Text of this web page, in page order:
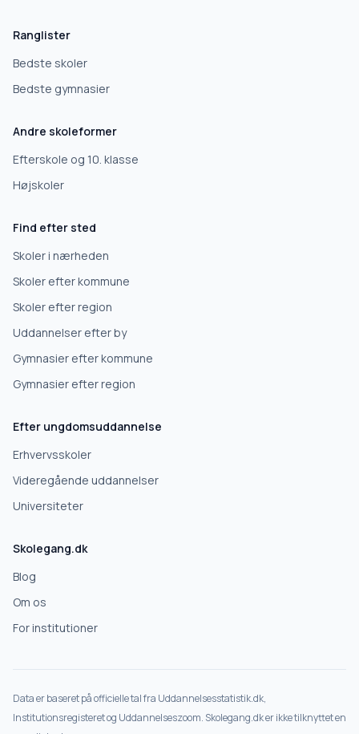
Grundskole
10. klasse
Erhvervsuddannelse
Videregående uddannelse
Ranglister
Bedste skoler
Bedste gymnasier
Andre skoleformer
Efterskole og 10. klasse
Højskoler
Find efter sted
Skoler i nærheden
Skoler efter kommune
Skoler efter region
Uddannelser efter by
Gymnasier efter kommune
Gymnasier efter region
Efter ungdomsuddannelse
Erhvervsskoler
Videregående uddannelser
Universiteter
Skolegang.dk
Blog
Om os
For institutioner
Data er baseret på officielle tal fra Uddannelsesstatistik.dk,
Institutionsregisteret og Uddannelseszoom. Skolegang.dk er ikke tilknyttet en